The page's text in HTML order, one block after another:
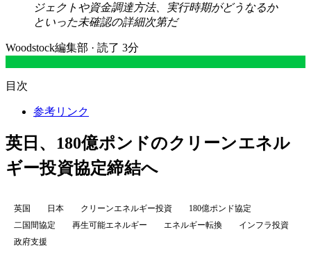
ジェクトや資金調達方法、実行時期がどうなるか
といった未確認の詳細次第だ
Woodstock編集部 · 読了 3分
目次
参考リンク
英日、180億ポンドのクリーンエネル
ギー投資協定締結へ
英国 日本 クリーンエネルギー投資
180億ポンド協定
二国間協定
再生可能エネルギー エネルギー転換
インフラ投資
政府支援